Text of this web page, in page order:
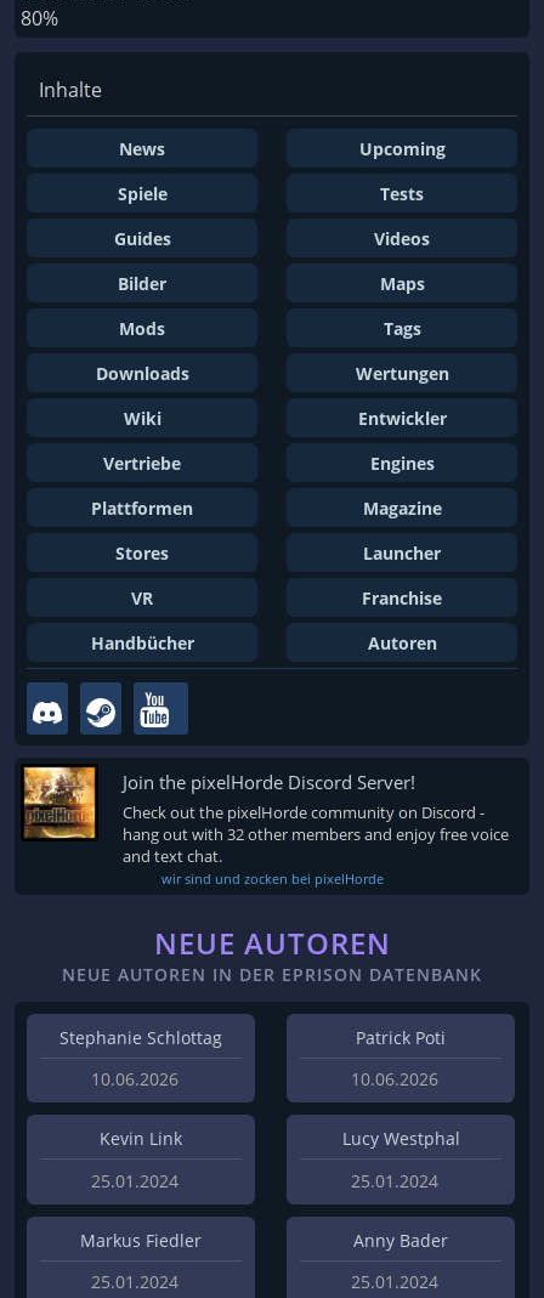
80%
Inhalte
News
Upcoming
Spiele
Tests
Guides
Videos
Bilder
Maps
Mods
Tags
Downloads
Wertungen
Wiki
Entwickler
Vertriebe
Engines
Plattformen
Magazine
Stores
Launcher
VR
Franchise
Handbücher
Autoren
Join the pixelHorde Discord Server!
Check out the pixelHorde community on Discord -
hang out with 32 other members and enjoy free voice
and text chat.
wir sind und zocken bei pixelHorde
NEUE AUTOREN
NEUE AUTOREN IN DER EPRISON DATENBANK
Stephanie Schlottag
10.06.2026
Patrick Poti
10.06.2026
Kevin Link
25.01.2024
Lucy Westphal
25.01.2024
Markus Fiedler
25.01.2024
Anny Bader
25.01.2024